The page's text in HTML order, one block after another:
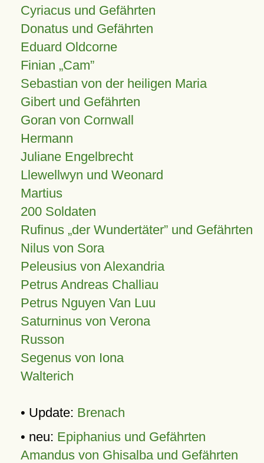
Cyriacus und Gefährten
Donatus und Gefährten
Eduard Oldcorne
Finian Cam
Sebastian von der heiligen Maria
Gibert und Gefährten
Goran von Cornwall
Hermann
Juliane Engelbrecht
Llewellwyn und Weonard
Martius
200 Soldaten
Rufinus „der Wundertäter” und Gefährten
Nilus von Sora
Peleusius von Alexandria
Petrus Andreas Challiau
Petrus Nguyen Van Luu
Saturninus von Verona
Russon
Segenus von Iona
Walterich
• Update: Brenach
• neu: Epiphanius und Gefährten
Amandus von Ghisalba und Gefährten